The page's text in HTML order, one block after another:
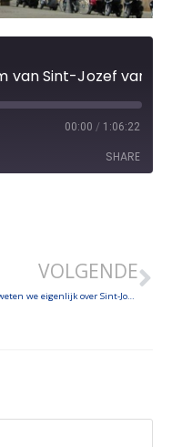
00:00 / 1:06:22
SHARE
VOLGENDE
Wat weten we eigenlijk over Sint-Jozef? – De miraculeuze trap van de Loretto Chapel